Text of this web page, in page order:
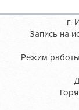
г.
Запись на
Режим